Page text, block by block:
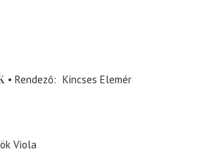
Rendező
Kincses Elemér
Viola